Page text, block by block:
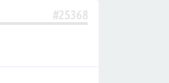
#25368